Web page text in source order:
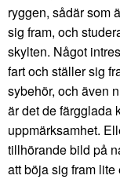
ryggen, sådär som
sig fram, och
skylten. Något
fart och ställer sig
sybehör, och även
är det de färgglada
uppmärksamhet.
tillhörande bild på
att böja sig fram lite